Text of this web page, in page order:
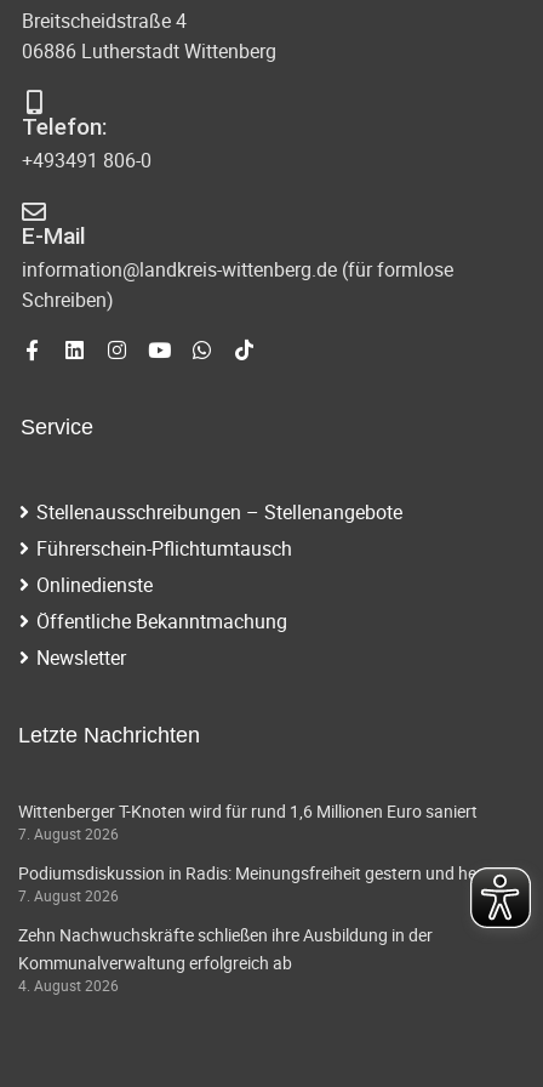
Breitscheidstraße 4
06886 Lutherstadt Wittenberg
Telefon:
+493491 806-0
E-Mail
information@landkreis-wittenberg.de (für formlose
Schreiben)
Service
Stellenausschreibungen – Stellenangebote
Führerschein-Pflichtumtausch
Onlinedienste
Öffentliche Bekanntmachung
Newsletter
Letzte Nachrichten
Wittenberger T-Knoten wird für rund 1,6 Millionen Euro saniert
7. August 2026
Podiumsdiskussion in Radis: Meinungsfreiheit gestern und heute
7. August 2026
Zehn Nachwuchskräfte schließen ihre Ausbildung in der
Kommunalverwaltung erfolgreich ab
4. August 2026